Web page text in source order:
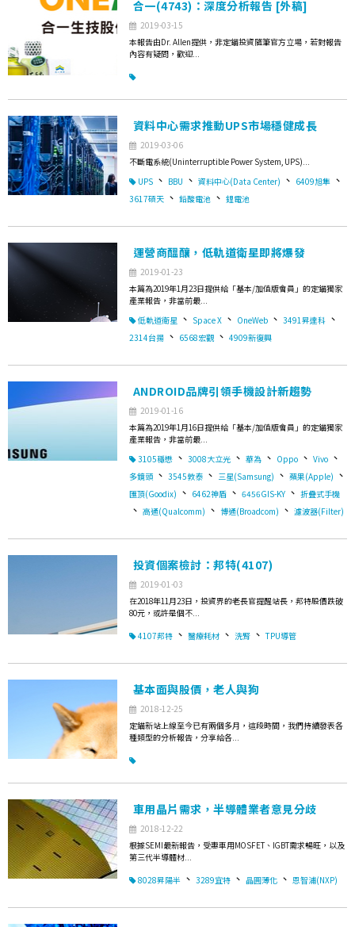
合一(4743)：深度分析報告 [外稿]
2019-03-15
本報告由Dr. Allen提供，非定錨投資隨筆官方立場，若對報告
內容有疑問，歡迎...
資料中心需求推動UPS市場穩健成長
2019-03-06
不斷電系統(Uninterruptible Power System, UPS)...
UPS 、 BBU 、 資料中心(Data Center) 、 6409旭隼 、
3617碩天 、 鉛酸電池 、 鋰電池
運營商醞釀，低軌道衛星即將爆發
2019-01-23
本篇為2019年1月23日提供給「基本/加值版會員」的定錨獨家
產業報告，非當前最...
低軌道衛星 、 Space X 、 OneWeb 、 3491昇達科 、
2314台揚 、 6568宏觀 、 4909新復興
ANDROID品牌引領手機設計新趨勢
2019-01-16
本篇為2019年1月16日提供給「基本/加值版會員」的定錨獨家
產業報告，非當前最...
3105穩懋 、 3008大立光 、 華為 、 Oppo 、 Vivo 、
多鏡頭 、 3545敦泰 、 三星(Samsung) 、 蘋果(Apple) 、
匯頂(Goodix) 、 6462神盾 、 6456GIS-KY 、 折疊式手機
、 高通(Qualcomm) 、 博通(Broadcom) 、 濾波器(Filter)
投資個案檢討：邦特(4107)
2019-01-03
在2018年11月23日，投資界的老長官提醒站長，邦特股價跌破
80元，或許是個不...
4107邦特 、 醫療耗材 、 洗腎 、 TPU導管
基本面與股價，老人與狗
2018-12-25
定錨新站上線至今已有兩個多月，這段時間，我們持續發表各
種類型的分析報告，分享給各...
車用晶片需求，半導體業者意見分歧
2018-12-22
根據SEMI最新報告，受惠車用MOSFET、IGBT需求暢旺，以及
第三代半導體材...
8028昇陽半 、 3289宜特 、 晶圓薄化 、 恩智浦(NXP)